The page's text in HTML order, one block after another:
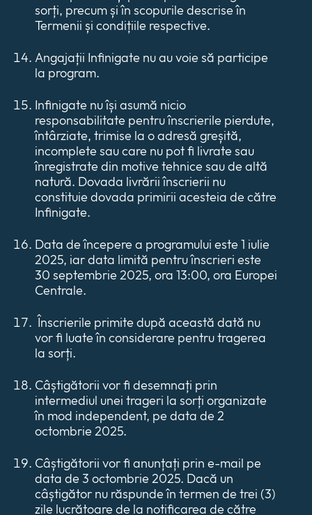
sorți, precum și în scopurile descrise în
Termenii și condițiile respective.
Angajații Infinigate nu au voie să participe
la program.
Infinigate nu își asumă nicio
responsabilitate pentru înscrierile pierdute,
întârziate, trimise la o adresă greșită,
incomplete sau care nu pot fi livrate sau
înregistrate din motive tehnice sau de altă
natură. Dovada livrării înscrierii nu
constituie dovada primirii acesteia de către
Infinigate.
Data de începere a programului este 1 iulie
2025, iar data limită pentru înscrieri este
30 septembrie 2025, ora 13:00, ora Europei
Centrale.
Înscrierile primite după această dată nu
vor fi luate în considerare pentru tragerea
la sorți.
Câștigătorii vor fi desemnați prin
intermediul unei trageri la sorți organizate
în mod independent, pe data de 2
octombrie 2025.
Câștigătorii vor fi anunțați prin e-mail pe
data de 3 octombrie 2025. Dacă un
câștigător nu răspunde în termen de trei (3)
zile lucrătoare de la notificarea de către